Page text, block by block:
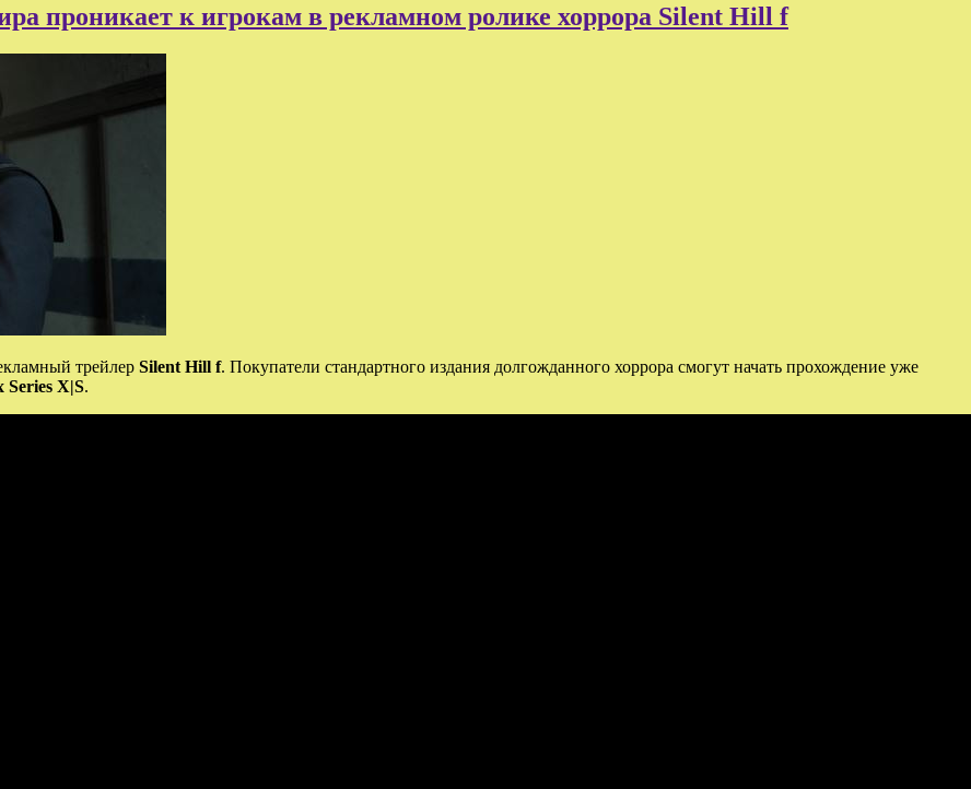
проникает к игрокам в рекламном ролике хоррора Silent Hill f
трейлер Silent Hill f. Покупатели стандартного издания долгожданного хоррора смогут начать прохождение уже
Series X|S.